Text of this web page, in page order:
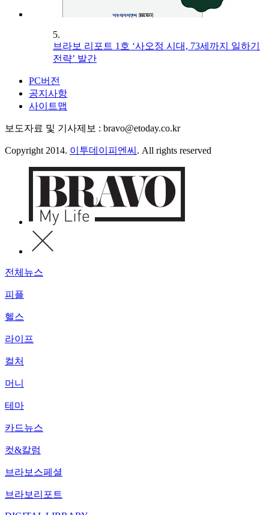
5.
브라보 리포트 1호 ‘사오정 시대, 73세까지 일하기
전략’ 발간
PC버전
공지사항
사이트맵
보도자료 및 기사제보 : bravo@etoday.co.kr
Copyright 2014. 이투데이피엔씨 . All rights reserved
전체뉴스
피플
헬스
라이프
컬처
머니
테마
카드뉴스
컷&칼럼
브라보스페셜
브라보리포트